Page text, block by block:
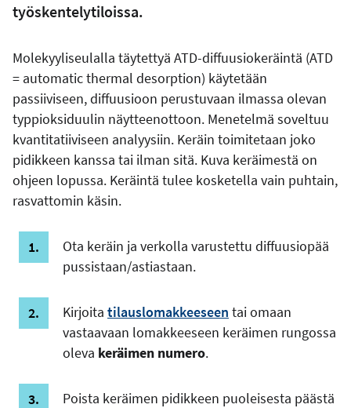
työskentelytiloissa.
Molekyyliseulalla täytettyä ATD-diffuusiokeräintä (ATD
= automatic thermal desorption) käytetään
passiiviseen, diffuusioon perustuvaan ilmassa olevan
typpioksiduulin näytteenottoon. Menetelmä soveltuu
kvantitatiiviseen analyysiin. Keräin toimitetaan joko
pidikkeen kanssa tai ilman sitä. Kuva keräimestä on
ohjeen lopussa. Keräintä tulee kosketella vain puhtain,
rasvattomin käsin.
Ota keräin ja verkolla varustettu diffuusiopää
pussistaan/astiastaan.
Kirjoita tilauslomakkeeseen tai omaan
vastaavaan lomakkeeseen keräimen rungossa
oleva keräimen numero.
Poista keräimen pidikkeen puoleisesta päästä